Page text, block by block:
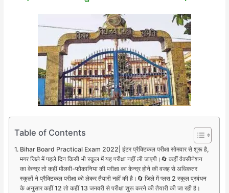
Table of Contents
Bihar Board Practical Exam 2022| इंटर प्रैक्टिकल परीक्षा सोमवार से शुरू है,
मगर जिले में पहले दिन किसी भी स्कूल में यह परीक्षा नहीं ली जाएगी।🔄 कहीं वैक्सीनेशन
का केन्द्र तो कहीं मौलवी-फौकानिया की परीक्षा का केन्द्र होने की वजह से अधिकतर
स्कूलों ने प्रैक्टिकल परीक्षा को लेकर तैयारी नहीं की है।🔄 जिले में प्लस 2 स्कूल प्रबंधन
के अनुसार कहीं 12 तो कहीं 13 जनवरी से परीक्षा शुरू करने की तैयारी की जा रही है।